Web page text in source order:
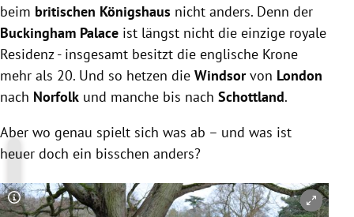
beim britischen Königshaus nicht anders. Denn der
Buckingham Palace ist längst nicht die einzige royale
Residenz - insgesamt besitzt die englische Krone
mehr als 20. Und so hetzen die Windsorvon London
nach Norfolk und manche bis nach Schottland.
Aber wo genau spielt sich was ab – und was ist
heuer doch ein bisschen anders?
Copyright-Hinweis öffnen/schließen